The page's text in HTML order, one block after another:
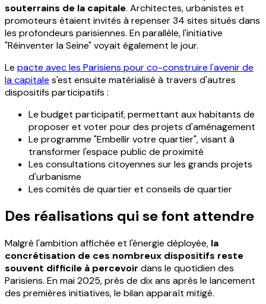
souterrains de la capitale. Architectes, urbanistes et
promoteurs étaient invités à repenser 34 sites situés dans
les profondeurs parisiennes. En parallèle, l'initiative
"Réinventer la Seine" voyait également le jour.
Le pacte avec les Parisiens pour co-construire l'avenir de
la capitale s'est ensuite matérialisé à travers d'autres
dispositifs participatifs :
Le budget participatif, permettant aux habitants de
proposer et voter pour des projets d'aménagement
Le programme "Embellir votre quartier", visant à
transformer l'espace public de proximité
Les consultations citoyennes sur les grands projets
d'urbanisme
Les comités de quartier et conseils de quartier
Des réalisations qui se font attendre
Malgré l'ambition affichée et l'énergie déployée, la
concrétisation de ces nombreux dispositifs reste
souvent difficile à percevoir dans le quotidien des
Parisiens. En mai 2025, près de dix ans après le lancement
des premières initiatives, le bilan apparaît mitigé.